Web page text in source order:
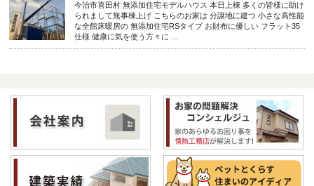
今治市喜田村 無添加住宅モデルハウス 本日上棟 多くの皆様に助け
られまして無事棟上げ こちらのお家は 分譲地に建つ 小さな高性能
な全館床暖房の 無添加住宅RSタイプ お財布に優しい フラット35
仕様 健康に気を使う方々に …